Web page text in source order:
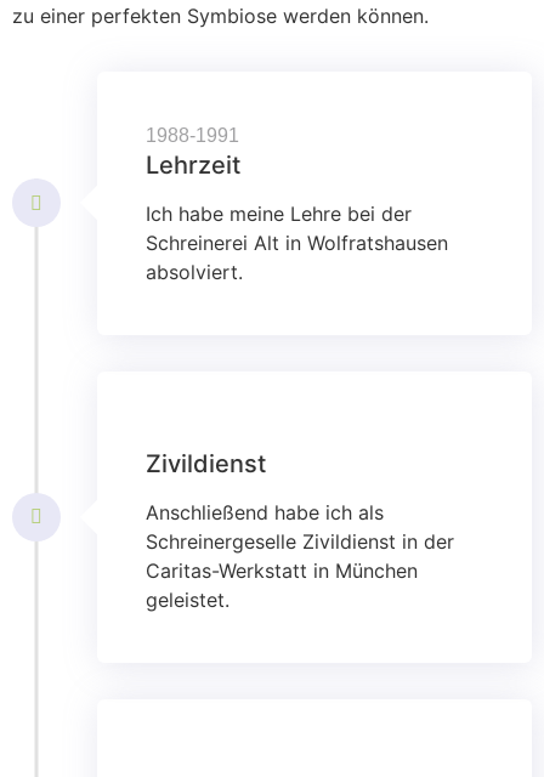
zu einer perfekten Symbiose werden können.
1988-1991
Lehrzeit
Ich habe meine Lehre bei der
Schreinerei Alt in Wolfratshausen
absolviert.
Zivildienst
Anschließend habe ich als
Schreinergeselle Zivildienst in der
Caritas-Werkstatt in München
geleistet.